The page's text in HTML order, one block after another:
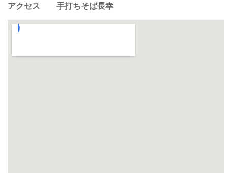
アクセス 手打ちそば長幸